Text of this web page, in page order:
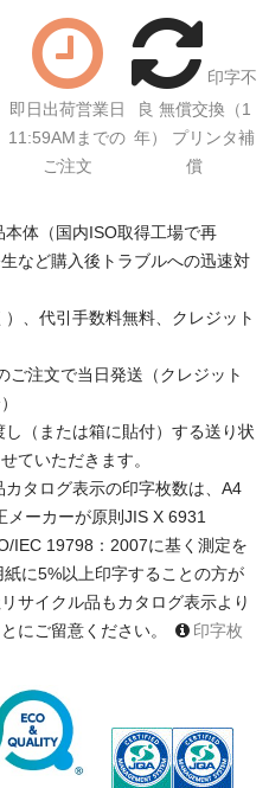
即日出荷営業日
11:59AMまでの
ご注文
印字不
良 無償交換（1
年） プリンタ補
償
体（国内ISO取得工場で再
など購入後トラブルへの迅速対
、代引手数料無料、クレジット
ご注文で当日発送（クレジット
（または箱に貼付）する送り状
ていただきます。
タログ表示の印字枚数は、A4
メーカーが原則JIS X 6931
IEC 19798：2007に基く測定を
に5%以上印字することの方が
サイクル品もカタログ表示より
にご留意ください。
印字枚